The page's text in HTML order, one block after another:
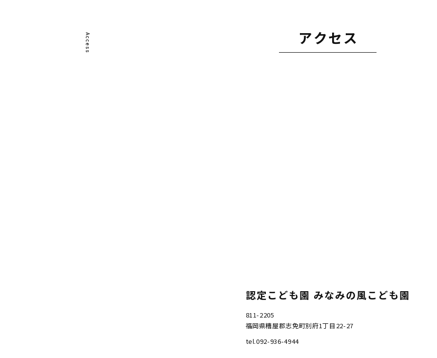
Access アクセス
認定こども園 みなみの風こども園
811-2205
福岡県糟屋郡志免町別府1丁目22-27
tel.092-936-4944